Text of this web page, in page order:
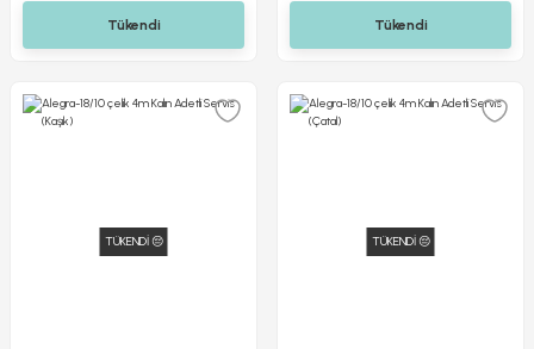
Tükendi Tükendi
TÜKENDİ 😔 TÜKENDİ 😔